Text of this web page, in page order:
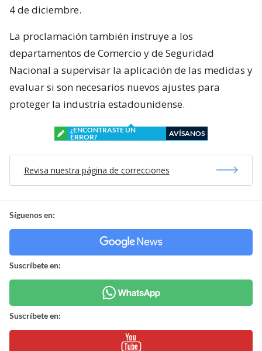
4 de diciembre.
La proclamación también instruye a los
departamentos de Comercio y de Seguridad
Nacional a supervisar la aplicación de las medidas y
evaluar si son necesarios nuevos ajustes para
proteger la industria estadounidense.
¿ENCONTRASTE UN
ERROR?
AVÍSANOS
Revisa nuestra página de correcciones
Síguenos en:
Suscríbete en:
Suscríbete en: